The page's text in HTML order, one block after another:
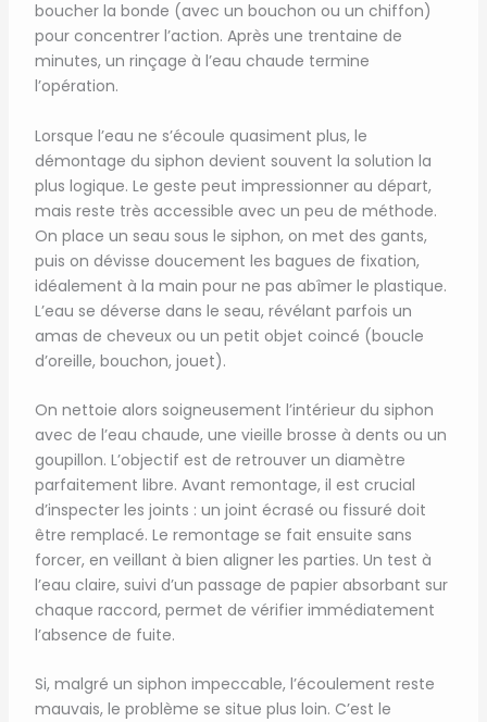
boucher la bonde (avec un bouchon ou un chiffon)
pour concentrer l’action. Après une trentaine de
minutes, un rinçage à l’eau chaude termine
l’opération.
Lorsque l’eau ne s’écoule quasiment plus, le
démontage du siphon devient souvent la solution la
plus logique. Le geste peut impressionner au départ,
mais reste très accessible avec un peu de méthode.
On place un seau sous le siphon, on met des gants,
puis on dévisse doucement les bagues de fixation,
idéalement à la main pour ne pas abîmer le plastique.
L’eau se déverse dans le seau, révélant parfois un
amas de cheveux ou un petit objet coincé (boucle
d’oreille, bouchon, jouet).
On nettoie alors soigneusement l’intérieur du siphon
avec de l’eau chaude, une vieille brosse à dents ou un
goupillon. L’objectif est de retrouver un diamètre
parfaitement libre. Avant remontage, il est crucial
d’inspecter les joints : un joint écrasé ou fissuré doit
être remplacé. Le remontage se fait ensuite sans
forcer, en veillant à bien aligner les parties. Un test à
l’eau claire, suivi d’un passage de papier absorbant sur
chaque raccord, permet de vérifier immédiatement
l’absence de fuite.
Si, malgré un siphon impeccable, l’écoulement reste
mauvais, le problème se situe plus loin. C’est le